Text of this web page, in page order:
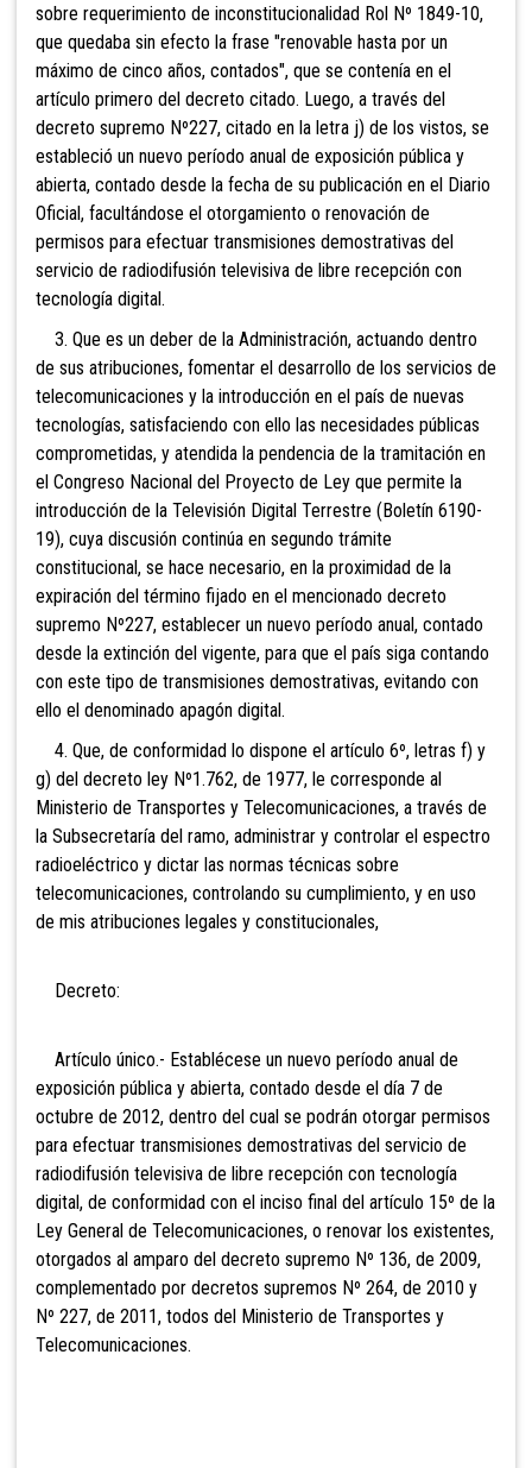
sobre requerimiento de inconstitucionalidad Rol Nº 1849-10,
que quedaba sin efecto la frase "renovable hasta por un
máximo de cinco años, contados", que se contenía en el
artículo primero del decreto citado. Luego, a través del
decreto supremo Nº227, citado en la letra j) de los vistos, se
estableció un nuevo período anual de exposición pública y
abierta, contado desde la fecha de su publicación en el Diario
Oficial, facultándose el otorgamiento o renovación de
permisos para efectuar transmisiones demostrativas del
servicio de radiodifusión televisiva de libre recepción con
tecnología digital.
3. Que es un deber de la Administración, actuando dentro
de sus atribuciones, fomentar el desarrollo de los servicios de
telecomunicaciones y la introducción en el país de nuevas
tecnologías, satisfaciendo con ello las necesidades públicas
comprometidas, y atendida la pendencia de la tramitación en
el Congreso Nacional del Proyecto de Ley que permite la
introducción de la Televisión Digital Terrestre (Boletín 6190-
19), cuya discusión continúa en segundo trámite
constitucional, se hace necesario, en la proximidad de la
expiración del término fijado en el mencionado decreto
supremo Nº227, establecer un nuevo período anual, contado
desde la extinción del vigente, para que el país siga contando
con este tipo de transmisiones demostrativas, evitando con
ello el denominado apagón digital.
4. Que, de conformidad lo dispone el artículo 6º, letras f) y
g) del decreto ley Nº1.762, de 1977, le corresponde al
Ministerio de Transportes y Telecomunicaciones, a través de
la Subsecretaría del ramo, administrar y controlar el espectro
radioeléctrico y dictar las normas técnicas sobre
telecomunicaciones, controlando su cumplimiento, y en uso
de mis atribuciones legales y constitucionales,
Decreto:
Artículo único.- Establécese un nuevo período anual de
exposición pública y abierta, contado desde el día 7 de
octubre de 2012, dentro del cual se podrán otorgar permisos
para efectuar transmisiones demostrativas del servicio de
radiodifusión televisiva de libre recepción con tecnología
digital, de conformidad con el inciso final del artículo 15º de la
Ley General de Telecomunicaciones, o renovar los existentes,
otorgados al amparo del decreto supremo Nº 136, de 2009,
complementado por decretos supremos Nº 264, de 2010 y
Nº 227, de 2011, todos del Ministerio de Transportes y
Telecomunicaciones.